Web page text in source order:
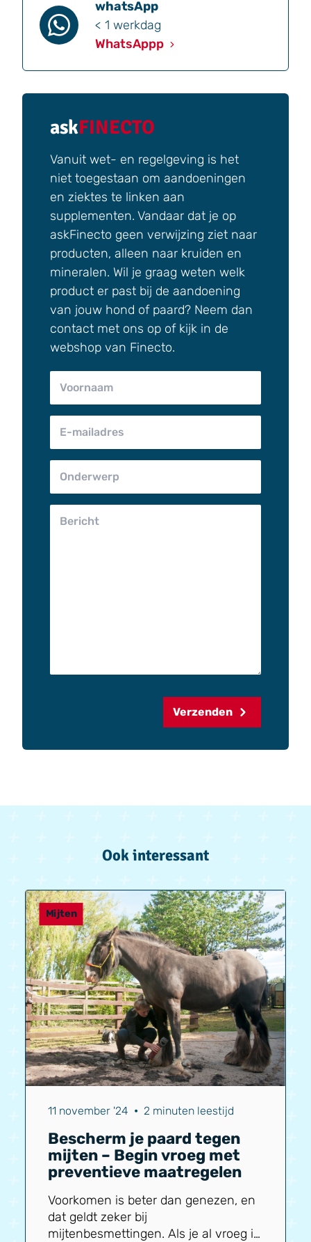
whatsApp
< 1 werkdag
WhatsAppp
askFINECTO
Vanuit wet- en regelgeving is het
niet toegestaan om aandoeningen
en ziektes te linken aan
supplementen. Vandaar dat je op
askFinecto geen verwijzing ziet naar
producten, alleen naar kruiden en
mineralen. Wil je graag weten welk
product er past bij de aandoening
van jouw hond of paard? Neem dan
contact met ons op of kijk in de
webshop van Finecto.
Verzenden
Ook interessant
Mijten
11 november '24 • 2 minuten leestijd
Bescherm je paard tegen
mijten – Begin vroeg met
preventieve maatregelen
Voorkomen is beter dan genezen, en
dat geldt zeker bij
mijtenbesmettingen. Als je al vroeg in